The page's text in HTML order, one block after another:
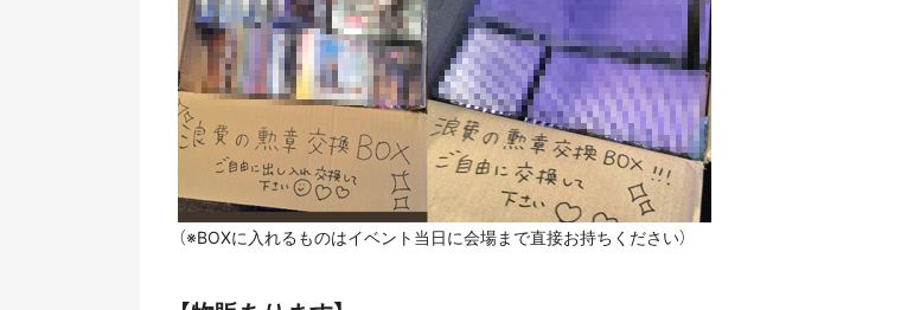
（※BOXに入れるものはイベント当日に会場まで直接お持ちください）